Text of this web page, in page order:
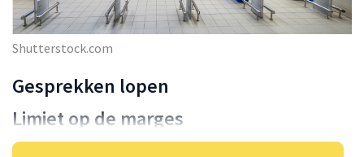
Shutterstock.com
Gesprekken lopen
Limiet op de marges